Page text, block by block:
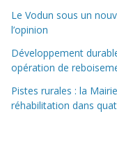
Le Vodun sous un
l’opinion
Développement
opération de
Pistes rurales : la
réhabilitation dans